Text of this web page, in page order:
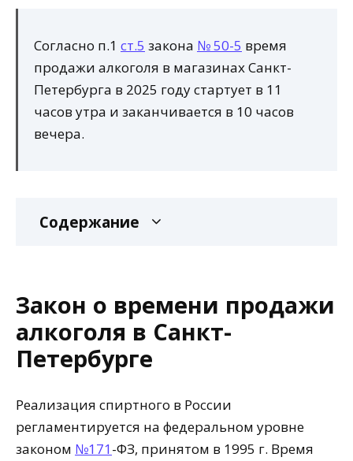
Согласно п.1 ст.5 закона № 50-5 время
продажи алкоголя в магазинах Санкт-
Петербурга в 2025 году стартует в 11
часов утра и заканчивается в 10 часов
вечера.
Содержание
Закон о времени продажи
алкоголя в Санкт-
Петербурге
Реализация спиртного в России
регламентируется на федеральном уровне
законом №171-ФЗ, принятом в 1995 г. Время